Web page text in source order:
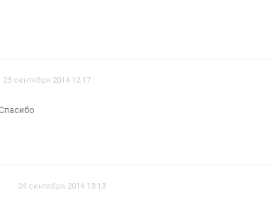
23 сентября 2014 12:17
24 сентября 2014 13:13